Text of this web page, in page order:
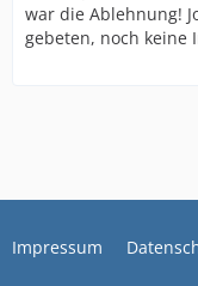
war die Ablehnung!
gebeten, noch keine
Impressum